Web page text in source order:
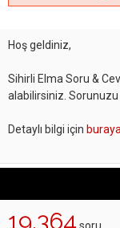
Hoş geldiniz,
Sihirli Elma Soru &
alabilirsiniz. Sorunuzu
Detaylı bilgi için buraya
19,364